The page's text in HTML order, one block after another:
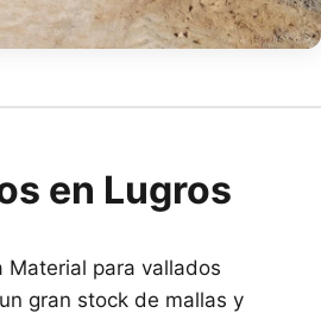
en Lugros
Material para vallados
gran stock de mallas y